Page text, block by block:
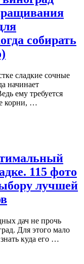
собирать
сладкие сочные
начинает
ему требуется
корни, …
115 фото
лучшей
дач не прочь
Для этого мало
куда его …